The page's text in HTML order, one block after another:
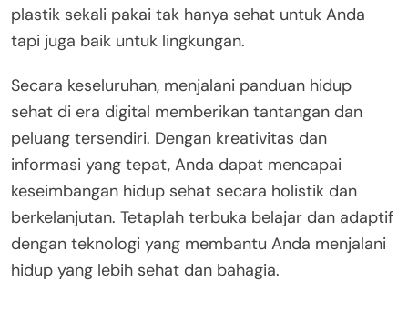
plastik sekali pakai tak hanya sehat untuk Anda
tapi juga baik untuk lingkungan.
Secara keseluruhan, menjalani panduan hidup
sehat di era digital memberikan tantangan dan
peluang tersendiri. Dengan kreativitas dan
informasi yang tepat, Anda dapat mencapai
keseimbangan hidup sehat secara holistik dan
berkelanjutan. Tetaplah terbuka belajar dan adaptif
dengan teknologi yang membantu Anda menjalani
hidup yang lebih sehat dan bahagia.